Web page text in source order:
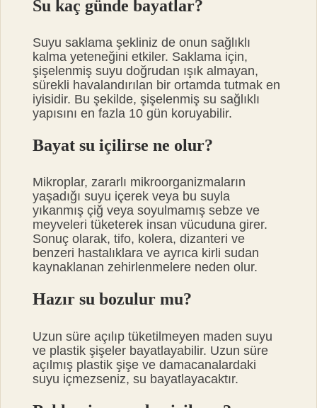
Su kaç günde bayatlar?
Suyu saklama şekliniz de onun sağlıklı
kalma yeteneğini etkiler. Saklama için,
şişelenmiş suyu doğrudan ışık almayan,
sürekli havalandırılan bir ortamda tutmak en
iyisidir. Bu şekilde, şişelenmiş su sağlıklı
yapısını en fazla 10 gün koruyabilir.
Bayat su içilirse ne olur?
Mikroplar, zararlı mikroorganizmaların
yaşadığı suyu içerek veya bu suyla
yıkanmış çiğ veya soyulmamış sebze ve
meyveleri tüketerek insan vücuduna girer.
Sonuç olarak, tifo, kolera, dizanteri ve
benzeri hastalıklara ve ayrıca kirli sudan
kaynaklanan zehirlenmelere neden olur.
Hazır su bozulur mu?
Uzun süre açılıp tüketilmeyen maden suyu
ve plastik şişeler bayatlayabilir. Uzun süre
açılmış plastik şişe ve damacanalardaki
suyu içmezseniz, su bayatlayacaktır.